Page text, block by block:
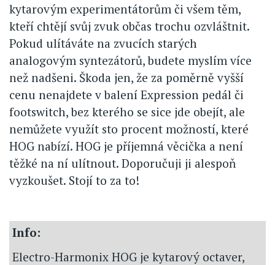
kytarovým experimentátorům či všem těm,
kteří chtějí svůj zvuk občas trochu ozvláštnit.
Pokud ulítáváte na zvucích starých
analogovým syntezátorů, budete myslím více
než nadšeni. Škoda jen, že za poměrně vyšší
cenu nenajdete v balení Expression pedál či
footswitch, bez kterého se sice jde obejít, ale
nemůžete využít sto procent možností, které
HOG nabízí. HOG je příjemná věcička a není
těžké na ní ulítnout. Doporučuji ji alespoň
vyzkoušet. Stojí to za to!
Info:
Electro-Harmonix HOG je kytarový octaver,